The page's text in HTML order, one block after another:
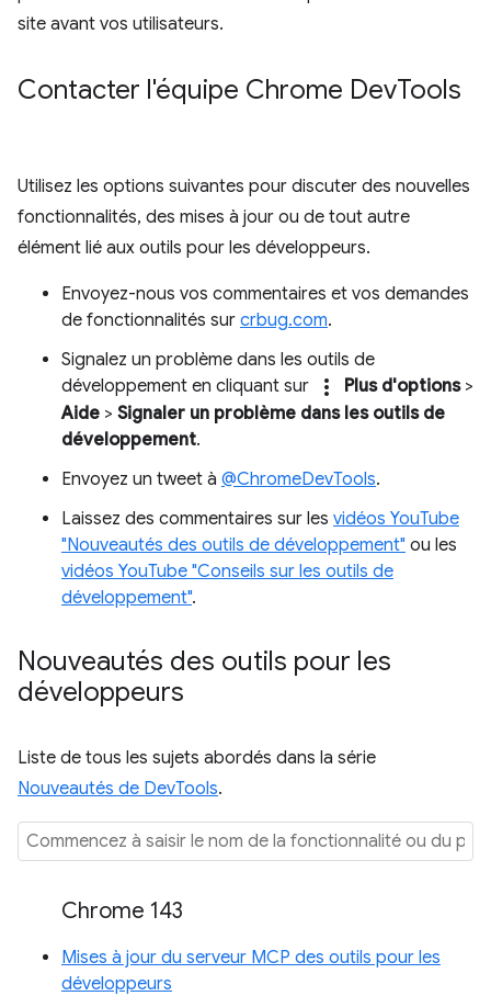
site avant vos utilisateurs.
Contacter l'équipe Chrome DevTools
Utilisez les options suivantes pour discuter des nouvelles
fonctionnalités, des mises à jour ou de tout autre
élément lié aux outils pour les développeurs.
Envoyez-nous vos commentaires et vos demandes
de fonctionnalités sur crbug.com.
Signalez un problème dans les outils de
développement en cliquant sur
more_vert Plus d'options>
Aide > Signaler un problème dans les outils de
développement.
Envoyez un tweet à @ChromeDevTools.
Laissez des commentaires sur les vidéos YouTube
"Nouveautés des outils de développement" ou les
vidéos YouTube "Conseils sur les outils de
développement".
Nouveautés des outils pour les
développeurs
Liste de tous les sujets abordés dans la série
Nouveautés de DevTools.
Chrome 143
Mises à jour du serveur MCP des outils pour les
développeurs